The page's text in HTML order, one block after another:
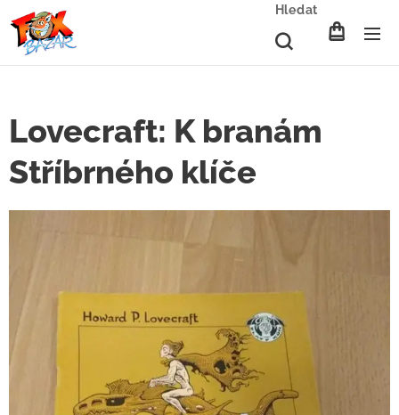
Hledat
Lovecraft: K branám
Stříbrného klíče